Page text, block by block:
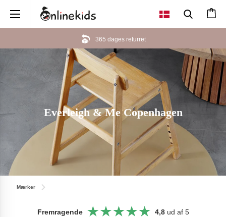
365 dages returret
Everleigh & Me Copenhagen
Mærker
Fremragende 4,8ud af 5